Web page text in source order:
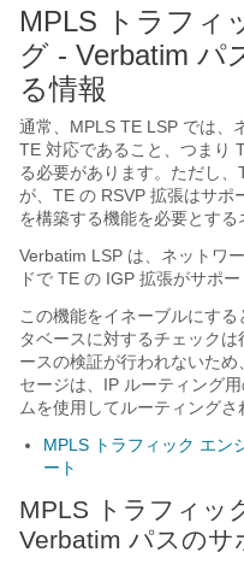
MPLS トラフィ
グ - Verbatim パ
る情報
通常、MPLS TE LSP では、
TE 対応であること、つまり
る必要があります。ただし
が、TE の RSVP 拡張はサポ
を構築する機能を必要とする
Verbatim LSP は、ネットワ
ドで TE の IGP 拡張がサポ
この機能をイネーブルにす
タベースに対するチェック
ースの検証が行われないた
セージは、IP ルーティング
ムを使用してルーティングさ
MPLS トラフィック エン
ート
MPLS トラフィッ
Verbatim パスのサ